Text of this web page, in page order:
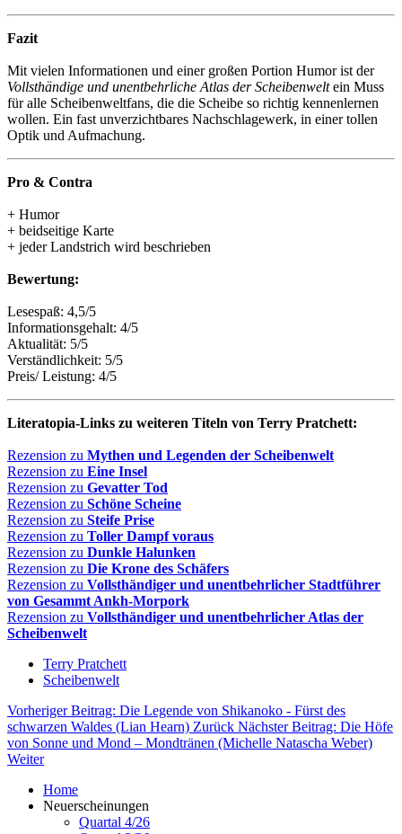
Fazit
Mit vielen Informationen und einer großen Portion Humor ist der
Vollsthändige und unentbehrliche Atlas der Scheibenweltein Muss
für alle Scheibenweltfans, die die Scheibe so richtig kennenlernen
wollen. Ein fast unverzichtbares Nachschlagewerk, in einer tollen
Optik und Aufmachung.
Pro & Contra
+ Humor
+ beidseitige Karte
+ jeder Landstrich wird beschrieben
Bewertung:
Lesespaß: 4,5/5
Informationsgehalt: 4/5
Aktualität: 5/5
Verständlichkeit: 5/5
Preis/ Leistung: 4/5
Literatopia-Links zu weiteren Titeln von Terry Pratchett:
Rezension zu Mythen und Legenden der Scheibenwelt
Rezension zu Eine Insel
Rezension zu Gevatter Tod
Rezension zu Schöne Scheine
Rezension zu Steife Prise
Rezension zu Toller Dampf voraus
Rezension zu Dunkle Halunken
Rezension zu Die Krone des Schäfers
Rezension zu Vollsthändiger und unentbehrlicher Stadtführer
von Gesammt Ankh-Morpork
Rezension zu Vollsthändiger und unentbehrlicher Atlas der
Scheibenwelt
Terry Pratchett
Scheibenwelt
Vorheriger Beitrag: Die Legende von Shikanoko - Fürst des
schwarzen Waldes (Lian Hearn) Zurück Nächster Beitrag: Die Höfe
von Sonne und Mond – Mondtränen (Michelle Natascha Weber)
Weiter
Home
Neuerscheinungen
Quartal 4/26